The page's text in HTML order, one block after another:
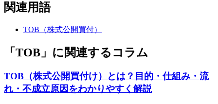
関連用語
TOB（株式公開買付）
「TOB」に関連するコラム
TOB（株式公開買付け）とは？目的・仕組み・流
れ・不成立原因をわかりやすく解説